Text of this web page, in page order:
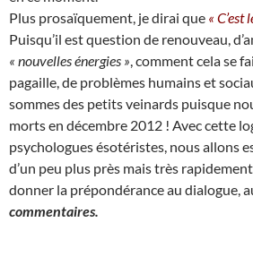
Plus prosaïquement, je dirai que « C’est
Puisqu’il est question de renouveau,
« nouvelles énergies » , comment cela se
pagaille, de problèmes humains et
sommes des petits veinards puisque
morts en décembre 2012 ! Avec cette
psychologues ésotéristes, nous allons
d’un peu plus près mais très
donner la prépondérance au dialogue,
commentaires.